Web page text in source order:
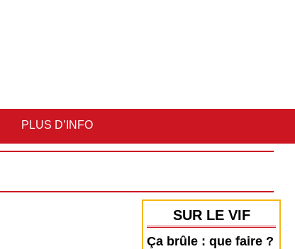
PLUS D’INFO
SUR LE VIF
Ça brûle : que faire ?